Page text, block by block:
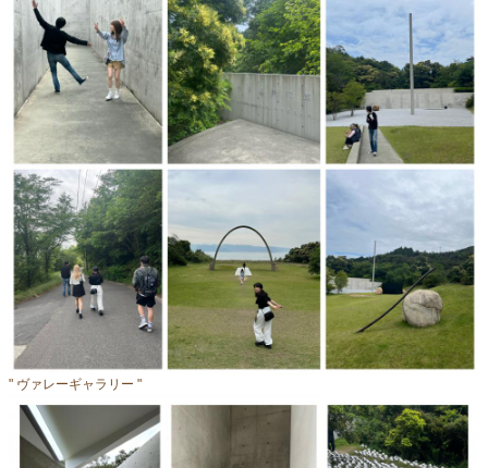
" ヴァレーギャラリー "